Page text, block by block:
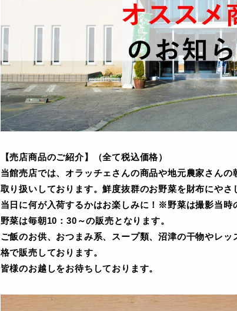
【売店商品のご紹介】（全て税込価格）
当館売店では、オラッチェさんの商品や地元農家さん
取り扱いしております。鮮度抜群のお野菜を財布にや
当日に何が入荷するかはお楽しみに！※野菜は撮影当時
野菜は毎朝10：30～の販売となります。
ご飯のお供、おつまみ系、スープ類、沼津の干物やレ
格で販売しております。
皆様のお越しをお待ちしております。